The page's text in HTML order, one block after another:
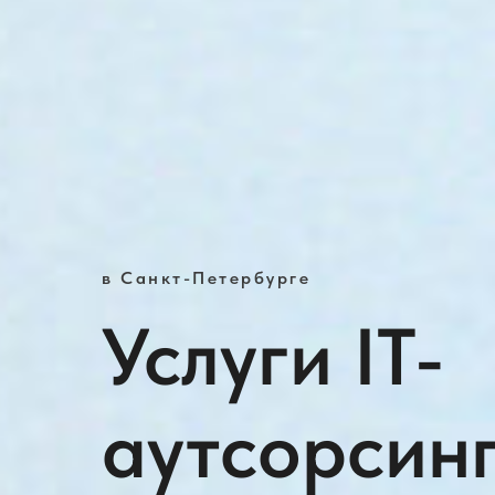
в Санкт-Петербурге
Услуги IT-